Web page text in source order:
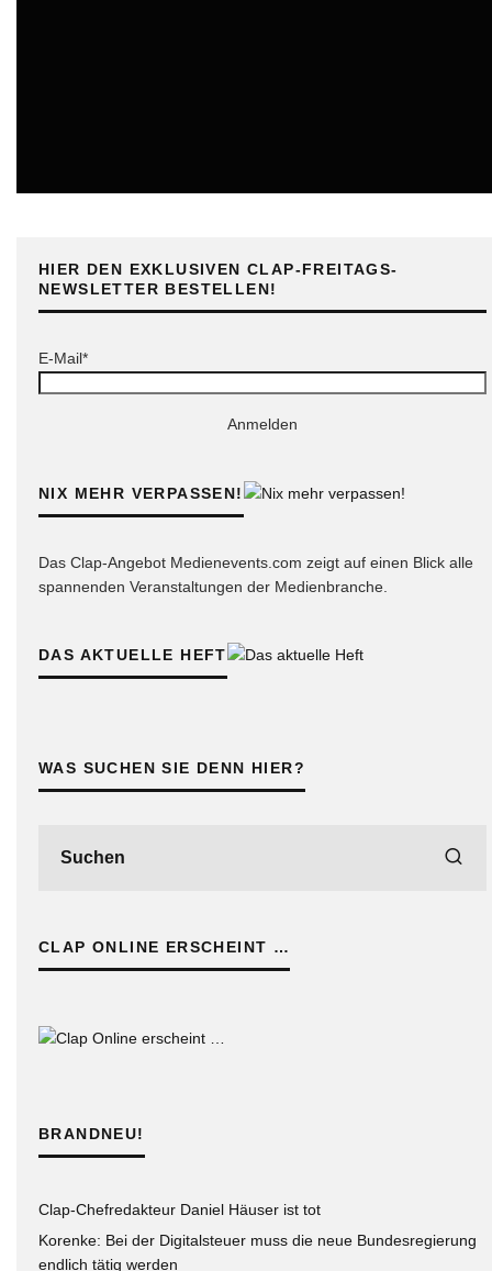
HIER DEN EXKLUSIVEN CLAP-FREITAGS-
NEWSLETTER BESTELLEN!
E-Mail*
Anmelden
NIX MEHR VERPASSEN!
Das Clap-Angebot Medienevents.com zeigt auf einen Blick alle
spannenden Veranstaltungen der Medienbranche.
DAS AKTUELLE HEFT
WAS SUCHEN SIE DENN HIER?
CLAP ONLINE ERSCHEINT …
BRANDNEU!
Clap-Chefredakteur Daniel Häuser ist tot
Korenke: Bei der Digitalsteuer muss die neue Bundesregierung
endlich tätig werden